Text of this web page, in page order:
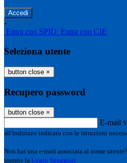
-
Entra con SPID Entra con CIE
Seleziona utente
button close ×
Recupero password
button close ×
E-mail
all'indirizzo indicato con le istruzioni
Non hai una e-mail associata al nome
tramite la Login Spaggiari